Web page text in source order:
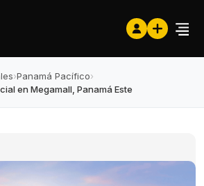
›Panamá Pacífico›
en Megamall, Panamá Este